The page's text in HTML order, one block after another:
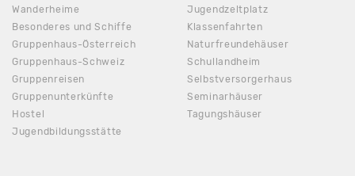
Wanderheime
Besonderes und Schiffe
Gruppenhaus-Österreich
Gruppenhaus-Schweiz
Gruppenreisen
Gruppenunterkünfte
Hostel
Jugendbildungsstätte
Jugendzeltplatz
Klassenfahrten
Naturfreundehäuser
Schullandheim
Selbstversorgerhaus
Seminarhäuser
Tagungshäuser